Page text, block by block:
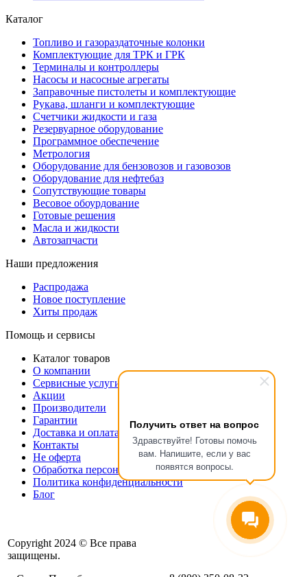
Получить ответ на вопрос
Здравствуйте! Готовы помочь
вам. Напишите, если у вас
появятся вопросы.
Каталог
Топливо и газораздаточные колонки
Комплектующие для ТРК и ГРК
Терминалы и контроллеры
Насосы и насосные агрегаты
Заправочные пистолеты и комплектующие
Рукава, шланги и комплектующие
Счетчики жидкости и газа
Резервуарное оборудование
Программное обеспечение
Метрология
Оборудование для бензовозов и газовозов
Оборудование для нефтебаз
Сопутствующие товары
Весовое обоурдование
Готовые решения
Масла и жидкости
Автозапчасти
Наши предложения
Распродажа
Новое поступление
Хиты продаж
Помощь и сервисы
Каталог товаров
О компании
Сервисные услуги
Акции
Производители
Гарантии
Доставка и оплата
Контакты
Не оферта
Обработка персональных данных.
Политика конфиденциальности
Блог
Copyright 2024 © Все права
защищены.